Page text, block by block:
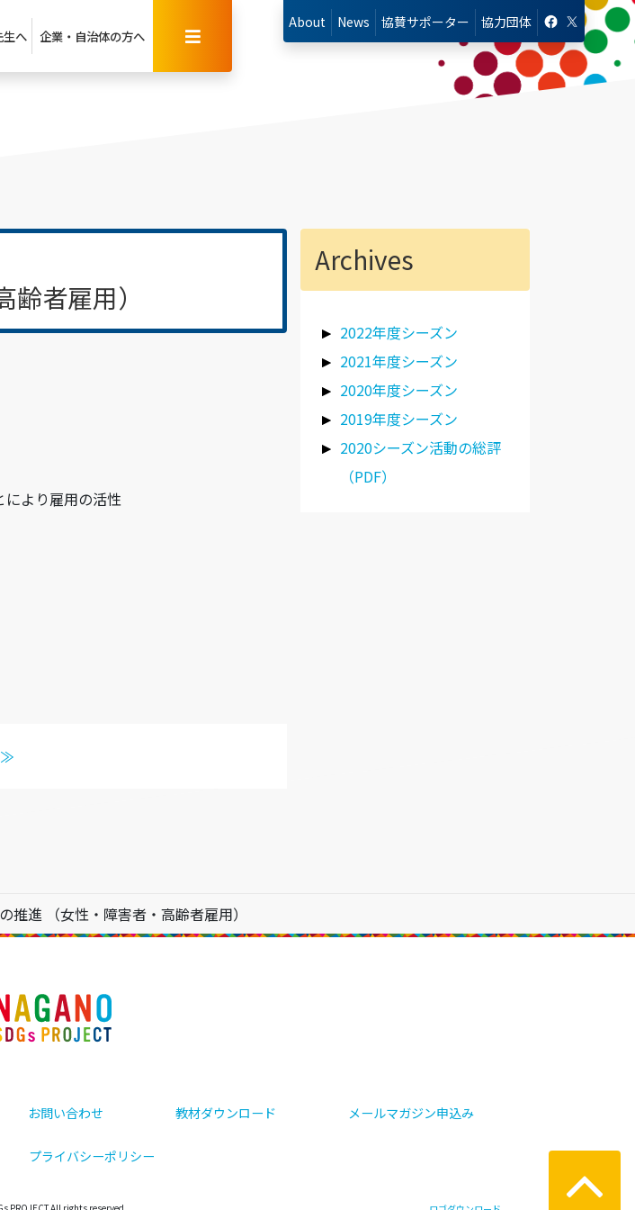
生へ 企業・ 自治体の方へ
About News 協賛サポーター 協力団体
者雇用）
により雇用の活性
≫
Archives
2022年度シーズン
2021年度シーズン
2020年度シーズン
2019年度シーズン
2020シーズン活動の総評
（PDF）
推進 （女性・障害者・高齢者雇用）
お問い合わせ 教材ダウンロード メールマガジン申込み
プライバシーポリシー